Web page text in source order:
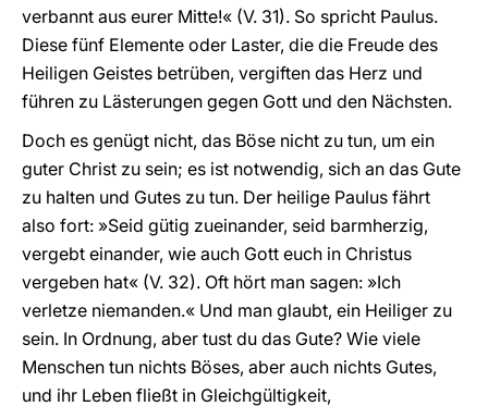
verbannt aus eurer Mitte!« (V. 31). So spricht Paulus.
Diese fünf Elemente oder Laster, die die Freude des
Heiligen Geistes betrüben, vergiften das Herz und
führen zu Lästerungen gegen Gott und den Nächsten.
Doch es genügt nicht, das Böse nicht zu tun, um ein
guter Christ zu sein; es ist notwendig, sich an das Gute
zu halten und Gutes zu tun. Der heilige Paulus fährt
also fort: »Seid gütig zueinander, seid barmherzig,
vergebt einander, wie auch Gott euch in Christus
vergeben hat« (V. 32). Oft hört man sagen: »Ich
verletze niemanden.« Und man glaubt, ein Heiliger zu
sein. In Ordnung, aber tust du das Gute? Wie viele
Menschen tun nichts Böses, aber auch nichts Gutes,
und ihr Leben fließt in Gleichgültigkeit,